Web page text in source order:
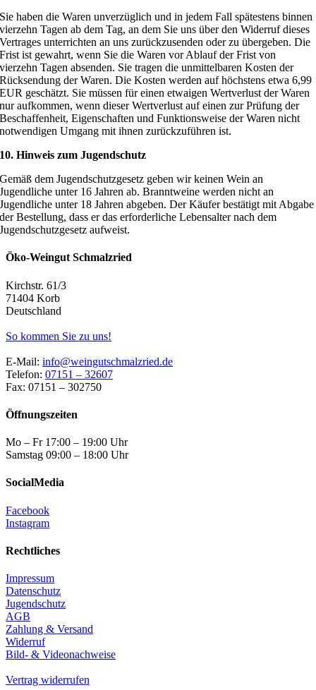
Sie haben die Waren unverzüglich und in jedem Fall spätestens binnen
vierzehn Tagen ab dem Tag, an dem Sie uns über den Widerruf dieses
Vertrages unterrichten an uns zurückzusenden oder zu übergeben. Die
Frist ist gewahrt, wenn Sie die Waren vor Ablauf der Frist von
vierzehn Tagen absenden. Sie tragen die unmittelbaren Kosten der
Rücksendung der Waren. Die Kosten werden auf höchstens etwa 6,99
EUR geschätzt. Sie müssen für einen etwaigen Wertverlust der Waren
nur aufkommen, wenn dieser Wertverlust auf einen zur Prüfung der
Beschaffenheit, Eigenschaften und Funktionsweise der Waren nicht
notwendigen Umgang mit ihnen zurückzuführen ist.
10. Hinweis zum Jugendschutz
Gemäß dem Jugendschutzgesetz geben wir keinen Wein an
Jugendliche unter 16 Jahren ab. Branntweine werden nicht an
Jugendliche unter 18 Jahren abgeben. Der Käufer bestätigt mit Abgabe
der Bestellung, dass er das erforderliche Lebensalter nach dem
Jugendschutzgesetz aufweist.
Öko-Weingut Schmalzried
Kirchstr. 61/3
71404 Korb
Deutschland
So kommen Sie zu uns!
E-Mail: info@weingutschmalzried.de
Telefon: 07151 – 32607
Fax: 07151 – 302750
Öffnungszeiten
Mo – Fr 17:00 – 19:00 Uhr
Samstag 09:00 – 18:00 Uhr
SocialMedia
Facebook
Instagram
Rechtliches
Impressum
Datenschutz
Jugendschutz
AGB
Zahlung & Versand
Widerruf
Bild- & Videonachweise
Vertrag widerrufen